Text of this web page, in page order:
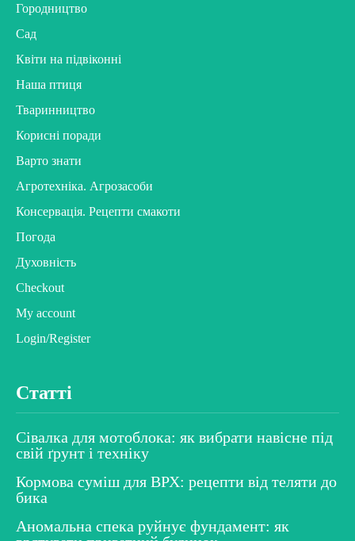
Городництво
Сад
Квіти на підвіконні
Наша птиця
Тваринництво
Корисні поради
Варто знати
Агротехніка. Агрозасоби
Консервація. Рецепти смакоти
Погода
Духовність
Checkout
My account
Login/Register
Статті
Сівалка для мотоблока: як вибрати навісне під
свій ґрунт і техніку
Кормова суміш для ВРХ: рецепти від теляти до
бика
Аномальна спека руйнує фундамент: як